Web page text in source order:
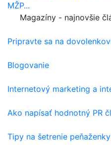
MŽP...
Magazíny - najnovšie
Pripravte sa na
Blogovanie
Internetový marketing a
Ako napísať hodnotný PR
Tipy na šetrenie